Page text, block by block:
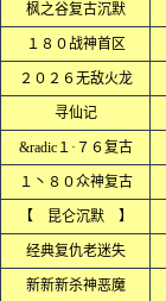
枫之谷复古沉默
１８０战神首区
２０２６无敌火龙
寻仙记
&radic１·７６复古
１丶８０众神复古
【 昆仑沉默 】
经典复仇老迷失
新新新杀神恶魔